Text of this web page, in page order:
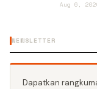
Aug 6,
NEWSLETTER
Dapatkan